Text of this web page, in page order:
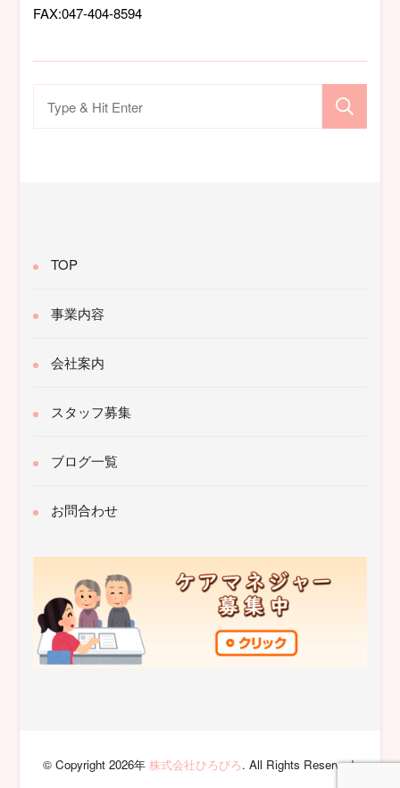
FAX:047-404-8594
TOP
事業内容
会社案内
スタッフ募集
ブログ一覧
お問合わせ
© Copyright 2026年 株式会社ひろびろ. All Rights Reserved.